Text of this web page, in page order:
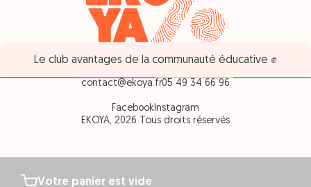
Votre panier est vide
Le club avantages de la communauté éducative ✊
contact@ekoya.fr05 49 34 66 96
FacebookInstagram
EKOYA, 2026 Tous droits réservés